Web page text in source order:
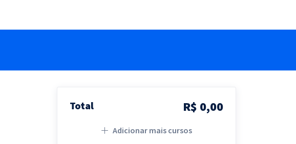
Total R$ 0,00
Adicionar mais cursos